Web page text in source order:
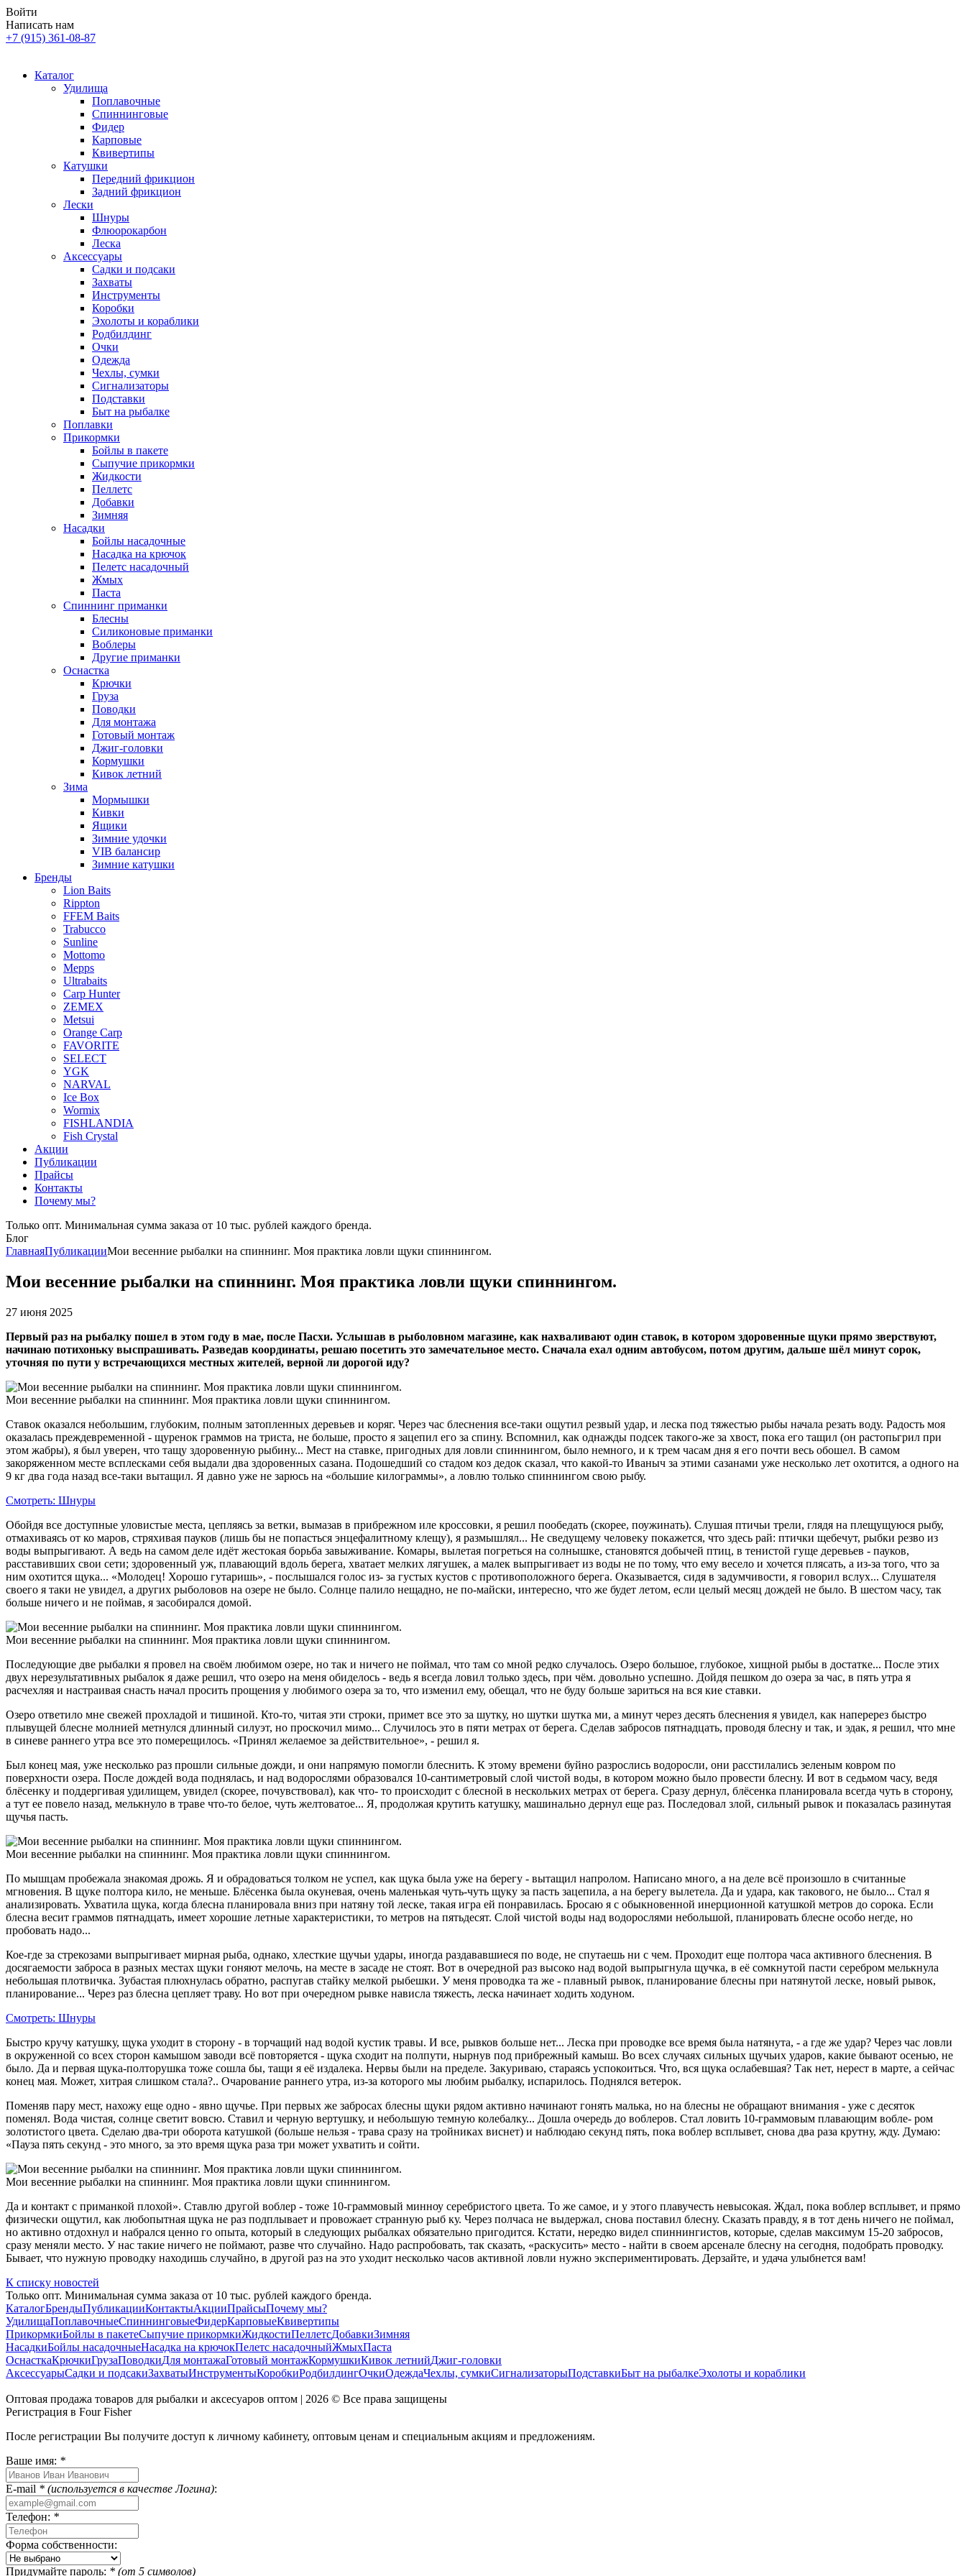
Войти
Написать нам
+7 (915) 361-08-87
Каталог
Удилища
Поплавочные
Спиннинговые
Фидер
Карповые
Квивертипы
Катушки
Передний фрикцион
Задний фрикцион
Лески
Шнуры
Флюорокарбон
Леска
Аксессуары
Садки и подсаки
Захваты
Инструменты
Коробки
Эхолоты и кораблики
Родбилдинг
Очки
Одежда
Чехлы, сумки
Сигнализаторы
Подставки
Быт на рыбалке
Поплавки
Прикормки
Бойлы в пакете
Сыпучие прикормки
Жидкости
Пеллетс
Добавки
Зимняя
Насадки
Бойлы насадочные
Насадка на крючок
Пелетс насадочный
Жмых
Паста
Спиннинг приманки
Блесны
Силиконовые приманки
Воблеры
Другие приманки
Оснастка
Крючки
Груза
Поводки
Для монтажа
Готовый монтаж
Джиг-головки
Кормушки
Кивок летний
Зима
Мормышки
Кивки
Ящики
Зимние удочки
VIB балансир
Зимние катушки
Бренды
Lion Baits
Rippton
FFEM Baits
Trabucco
Sunline
Mottomo
Mepps
Ultrabaits
Carp Hunter
ZEMEX
Metsui
Orange Carp
FAVORITE
SELECT
YGK
NARVAL
Ice Box
Wormix
FISHLANDIA
Fish Crystal
Акции
Публикации
Прайсы
Контакты
Почему мы?
Только опт. Минимальная сумма заказа от 10 тыс. рублей каждого бренда.
Блог
ГлавнаяПубликацииМои весенние рыбалки на спиннинг. Моя практика ловли щуки спиннингом.
Мои весенние рыбалки на спиннинг. Моя практика ловли щуки спиннингом.
27 июня 2025
Первый раз на рыбалку пошел в этом году в мае, после Пасхи. Услышав в рыболовном магазине, как нахваливают один ставок, в котором здоровенные щуки прямо зверствуют,
начинаю потихоньку выспрашивать. Разведав координаты, решаю посетить это замечательное место. Сначала ехал одним автобусом, потом другим, дальше шёл минут сорок,
уточняя по пути у встречающихся местных жителей, верной ли дорогой иду?
Мои весенние рыбалки на спиннинг. Моя практика ловли щуки спиннингом.
Ставок оказался небольшим, глубоким, полным затопленных деревьев и коряг. Через час блеснения все-таки ощутил резвый удар, и леска под тяжестью рыбы начала резать воду. Радость моя
оказалась преждевременной - щуренок граммов на триста, не больше, просто я зацепил его за спину. Вспомнил, как однажды подсек такого-же за хвост, пока его тащил (он растопьгрил при
этом жабры), я был уверен, что тащу здоровенную рыбину... Мест на ставке, пригодных для ловли спиннингом, было немного, и к трем часам дня я его почти весь обошел. В самом
закоряженном месте всплесками себя выдали два здоровенных сазана. Подошедший со стадом коз дедок сказал, что какой-то Иваныч за этими сазанами уже несколько лет охотится, а одного на
9 кг два года назад все-таки вытащил. Я давно уже не зарюсь на «большие килограммы», а ловлю только спиннингом свою рыбу.
Смотреть: Шнуры
Обойдя все доступные уловистые места, цепляясь за ветки, вымазав в прибрежном иле кроссовки, я решил пообедать (скорее, поужинать). Слушая птичьи трели, глядя на плещущуюся рыбу,
отмахиваясь от ко маров, стряхивая пауков (лишь бы не попасться энцефалитному клещу), я размышлял... Не сведущему человеку покажется, что здесь рай: птички щебечут, рыбки резво из
воды выпрыгивают. А ведь на самом деле идёт жестокая борьба завыживание. Комары, вылетая погреться на солнышке, становятся добычей птиц, в тенистой гуще деревьев - пауков,
расставивших свои сети; здоровенный уж, плавающий вдоль берега, хватает мелких лягушек, а малек выпрыгивает из воды не по тому, что ему весело и хочется плясать, а из-за того, что за
ним охотится щука... «Молодец! Хорошо гутаришь», - послышался голос из- за густых кустов с противоположного берега. Оказывается, сидя в задумчивости, я говорил вслух... Слушателя
своего я таки не увидел, а других рыболовов на озере не было. Солнце палило нещадно, не по-майски, интересно, что же будет летом, если целый месяц дождей не было. В шестом часу, так
больше ничего и не поймав, я засобирался домой.
Мои весенние рыбалки на спиннинг. Моя практика ловли щуки спиннингом.
Последующие две рыбалки я провел на своём любимом озере, но так и ничего не поймал, что там со мной редко случалось. Озеро большое, глубокое, хищной рыбы в достатке... После этих
двух нерезультативных рыбалок я даже решил, что озеро на меня обиделось - ведь я всегда ловил только здесь, при чём. довольно успешно. Дойдя пешком до озера за час, в пять утра я
расчехляя и настраивая снасть начал просить прощения у любимого озера за то, что изменил ему, обещал, что не буду больше зариться на вся кие ставки.
Озеро ответило мне свежей прохладой и тишиной. Кто-то, читая эти строки, примет все это за шутку, но шутки шутка ми, а минут через десять блеснения я увидел, как наперерез быстро
плывущей блесне молнией метнулся длинный силуэт, но проскочил мимо... Случилось это в пяти метрах от берега. Сделав забросов пятнадцать, проводя блесну и так, и эдак, я решил, что мне
в синеве раннего утра все это померещилось. «Принял желаемое за действительное», - решил я.
Был конец мая, уже несколько раз прошли сильные дожди, и они напрямую помогли блеснить. К этому времени буйно разрослись водоросли, они расстилались зеленым ковром по
поверхности озера. После дождей вода поднялась, и над водорослями образовался 10-сантиметровый слой чистой воды, в котором можно было провести блесну. И вот в седьмом часу, ведя
блёсенку и поддергивая удилищем, увидел (скорее, почувствовал), как что- то происходит с блесной в нескольких метрах от берега. Сразу дернул, блёсенка планировала всегда чуть в сторону,
а тут ее повело назад, мелькнуло в траве что-то белое, чуть желтоватое... Я, продолжая крутить катушку, машинально дернул еще раз. Последовал злой, сильный рывок и показалась разинутая
щучья пасть.
Мои весенние рыбалки на спиннинг. Моя практика ловли щуки спиннингом.
По мышцам пробежала знакомая дрожь. Я и обрадоваться толком не успел, как щука была уже на берегу - вытащил напролом. Написано много, а на деле всё произошло в считанные
мгновения. В щуке полтора кило, не меньше. Блёсенка была окуневая, очень маленькая чуть-чуть щуку за пасть зацепила, а на берегу вылетела. Да и удара, как такового, не было... Стал я
анализировать. Ухватила щука, когда блесна планировала вниз при натяну­ той леске, такая игра ей понравилась. Бросаю я с обыкновенной инерционной катушкой метров до сорока. Если
блесна весит граммов пятнадцать, имеет хорошие летные характеристики, то метров на пятьдесят. Слой чистой воды над водорослями небольшой, планировать блесне особо негде, но
пробовать надо...
Кое-где за стрекозами выпрыгивает мирная рыба, однако, хлесткие щучьи удары, иногда раздававшиеся по воде, не спутаешь ни с чем. Проходит еще полтора часа активного блеснения. В
досягаемости заброса в разных местах щуки гоняют мелочь, на месте в засаде не стоят. Вот в очередной раз высоко над водой выпрыгнула щучка, в её сомкнутой пасти серебром мелькнула
небольшая плотвичка. Зубастая плюхнулась обратно, распугав стайку мелкой рыбешки. У меня проводка та же - плавный рывок, планирование блесны при натянутой леске, новый рывок,
планирование... Через раз блесна цепляет траву. Но вот при очередном рывке нависла тяжесть, леска начинает ходить ходуном.
Смотреть: Шнуры
Быстро кручу катушку, щука уходит в сторону - в торчащий над водой кустик травы. И все, рывков больше нет... Леска при проводке все время была натянута, - а где же удар? Через час ловли
в окруженной со всех сторон камышом заводи всё повторяется - щука сходит на полпути, нырнув под прибрежный камыш. Во всех случаях сильных щучьих ударов, какие бывают осенью, не
было. Да и первая щука-полторушка тоже сошла бы, тащи я её издалека. Нервы были на пределе. Закуриваю, стараясь успокоиться. Что, вся щука ослабевшая? Так нет, нерест в марте, а сейчас
конец мая. Может, хитрая слишком стала?.. Очарование раннего утра, из-за которого мы любим рыбалку, испарилось. Поднялся ветерок.
Поменяв пару мест, нахожу еще одно - явно щучье. При первых же забросах блесны щуки рядом активно начинают гонять малька, но на блесны не обращают внимания - уже с десяток
поменял. Вода чистая, солнце светит вовсю. Ставил и черную вертушку, и небольшую темную колебалку... Дошла очередь до воблеров. Стал ловить 10-граммовым плавающим вобле- ром
золотистого цвета. Сделаю два-три оборота катушкой (больше нельзя - трава сразу на тройниках виснет) и наблюдаю секунд пять, пока воблер всплывет, снова два раза крутну, жду. Думаю:
«Пауза пять секунд - это много, за это время щука раза три может ухватить и сойти.
Мои весенние рыбалки на спиннинг. Моя практика ловли щуки спиннингом.
Да и контакт с приманкой плохой». Ставлю другой воблер - тоже 10-граммовый минноу серебристого цвета. То же самое, и у этого плавучесть невысокая. Ждал, пока воблер всплывет, и прямо
физически ощутил, как любопытная щука не раз подплывает и провожает странную рыб­ ку. Через полчаса не выдержал, снова поставил блесну. Сказать правду, я в тот день ничего не поймал,
но активно отдохнул и набрался ценно­ го опыта, который в следующих рыбалках обязательно пригодится. Кстати, нередко видел спиннингистов, которые, сделав максимум 15-20 забросов,
сразу меняли место. У нас такие ничего не поймают, разве что случайно. Надо распробовать, так сказать, «раскусить» место - найти в своем арсенале блесну на сегодня, подобрать проводку.
Бывает, что нужную проводку находишь случайно, в другой раз на это уходит несколько часов активной ловли нужно экспериментировать. Дерзайте, и удача улыбнется вам!
К списку новостей
Только опт. Минимальная сумма заказа от 10 тыс. рублей каждого бренда.
КаталогБрендыПубликацииКонтактыАкцииПрайсыПочему мы?
УдилищаПоплавочныеСпиннинговыеФидерКарповыеКвивертипы
ПрикормкиБойлы в пакетеСыпучие прикормкиЖидкостиПеллетсДобавкиЗимняя
НасадкиБойлы насадочныеНасадка на крючокПелетс насадочныйЖмыхПаста
ОснасткаКрючкиГрузаПоводкиДля монтажаГотовый монтажКормушкиКивок летнийДжиг-головки
АксессуарыСадки и подсакиЗахватыИнструментыКоробкиРодбилдингОчкиОдеждаЧехлы, сумкиСигнализаторыПодставкиБыт на рыбалкеЭхолоты и кораблики
Оптовая продажа товаров для рыбалки и аксесуаров оптом | 2026 © Все права защищены
Регистрация в Four Fisher
После регистрации Вы получите доступ к личному кабинету, оптовым ценам и специальным акциям и предложениям.
Ваше имя: *
E-mail * (используется в качестве Логина):
Телефон: *
Форма собственности:
Придумайте пароль: * (от 5 символов)